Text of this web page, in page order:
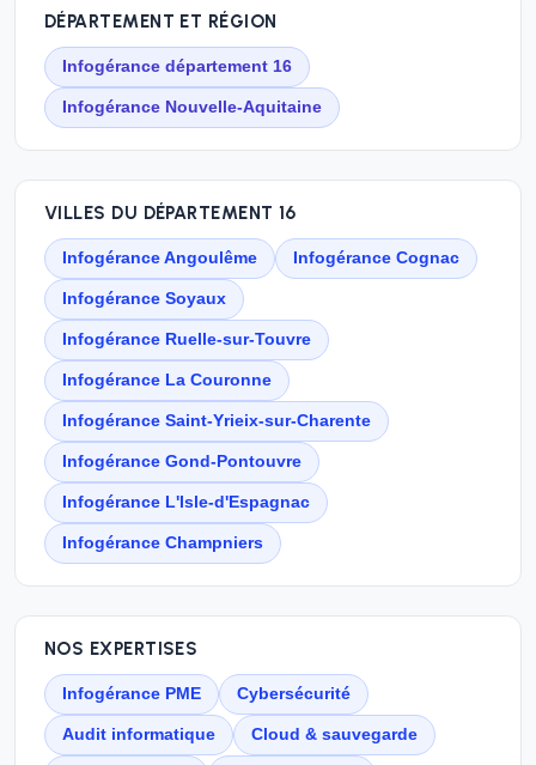
DÉPARTEMENT ET RÉGION
Infogérance département 16
Infogérance Nouvelle-Aquitaine
VILLES DU DÉPARTEMENT 16
Infogérance Angoulême Infogérance Cognac
Infogérance Soyaux
Infogérance Ruelle-sur-Touvre
Infogérance La Couronne
Infogérance Saint-Yrieix-sur-Charente
Infogérance Gond-Pontouvre
Infogérance L'Isle-d'Espagnac
Infogérance Champniers
NOS EXPERTISES
Infogérance PME Cybersécurité
Audit informatique Cloud & sauvegarde